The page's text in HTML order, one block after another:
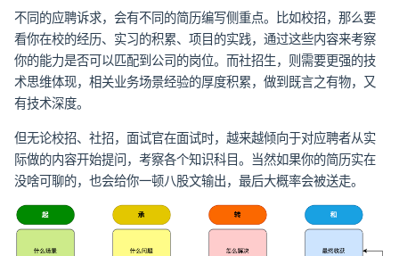
不同的应聘诉求，会有不同的简历编写侧重点。比如校招，那么要
看你在校的经历、实习的积累、项目的实践，通过这些内容来考察
你的能力是否可以匹配到公司的岗位。而社招生，则需要更强的技
术思维体现，相关业务场景经验的厚度积累，做到既言之有物，又
有技术深度。
但无论校招、社招，面试官在面试时，越来越倾向于对应聘者从实
际做的内容开始提问，考察各个知识科目。当然如果你的简历实在
没啥可聊的，也会给你一顿八股文输出，最后大概率会被送走。